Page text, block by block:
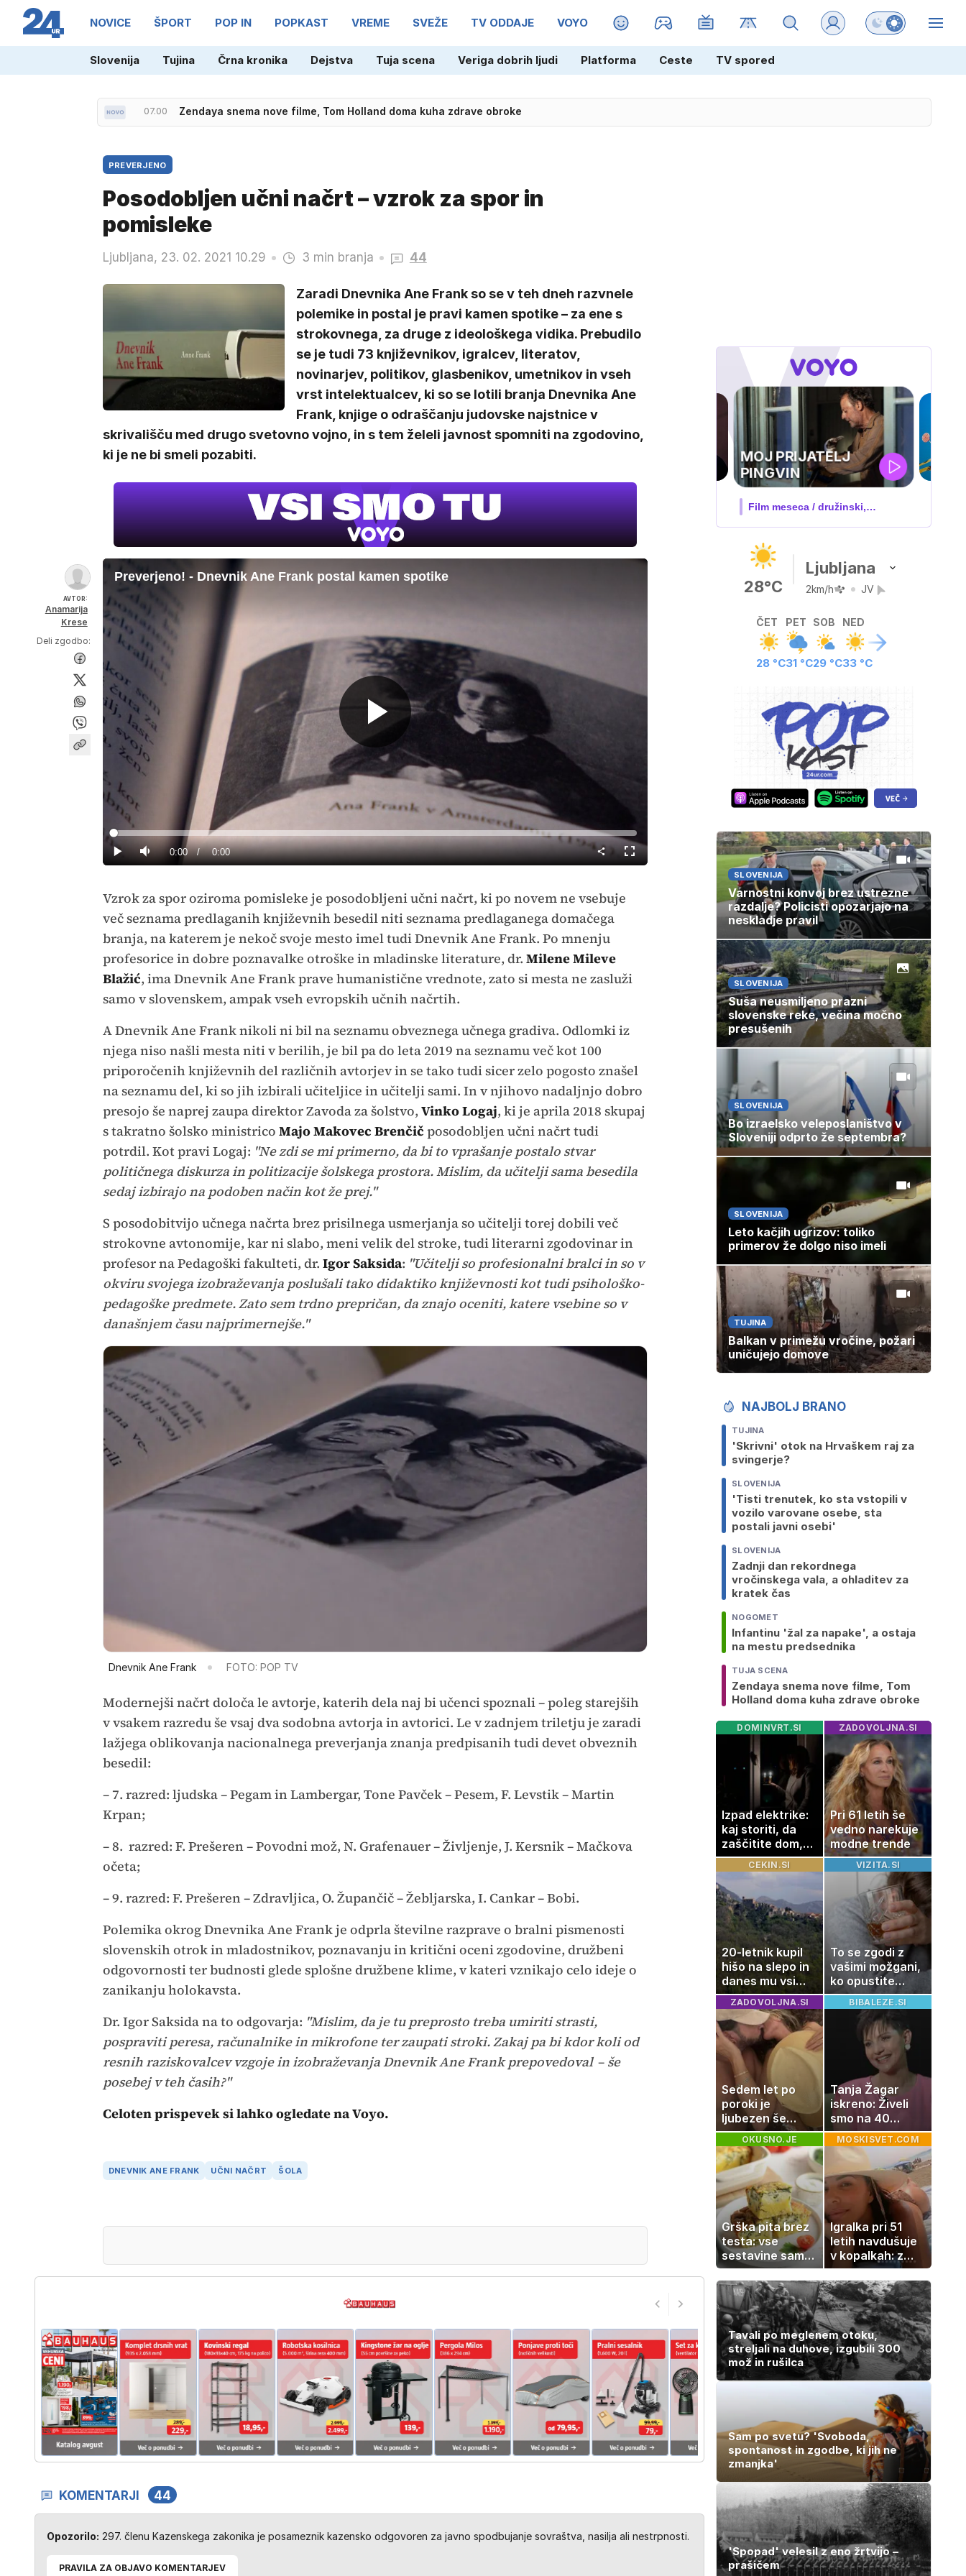
NOVICE ŠPORT POP IN POPKAST VREME SVEŽE TV ODDAJE VOYO MAGAZIN Preklopi barvni
Slovenija Tujina Črna kronika Dejstva Tuja scena Veriga dobrih ljudi Platforma Ceste TV spored
07.00 Zendaya snema nove filme, Tom Holland doma kuha zdrave obroke
PREVERJENO
Posodobljen učni načrt – vzrok za spor in
pomisleke
Ljubljana, 23. 02. 2021 10.29 3 min branja 44
Zaradi Dnevnika Ane Frank so se v teh dneh razvnele
polemike in postal je pravi kamen spotike – za ene s
strokovnega, za druge z ideološkega vidika. Prebudilo
se je tudi 73 književnikov, igralcev, literatov,
novinarjev, politikov, glasbenikov, umetnikov in vseh
vrst intelektualcev, ki so se lotili branja Dnevnika Ane
Frank, knjige o ‎odraščanju judovske najstnice v
skrivališču med drugo svetovno vojno, in s tem želeli javnost spomniti na zgodovino,
ki je ne bi smeli pozabiti.
AVTOR:
Anamarija
Krese
Deli zgodbo:
Preverjeno! - Dnevnik Ane Frank postal kamen spotike
Predvajaj
Predvajaj
Tiho Current
0:00 / Duration
0:00
Loaded:
0%
Celozaslonski
način
Vzrok za spor oziroma pomisleke je posodobljeni učni načrt, ki po novem ne vsebuje
več seznama predlaganih književnih besedil niti seznama predlaganega domačega
branja, na katerem je nekoč svoje mesto imel tudi Dnevnik Ane Frank. Po mnenju
profesorice in dobre poznavalke otroške in mladinske literature, dr. Milene Mileve
Blažić, ima Dnevnik Ane Frank prave humanistične vrednote, zato si mesta ne zasluži
samo v slovenskem, ampak vseh evropskih učnih načrtih.
A Dnevnik Ane Frank nikoli ni bil na seznamu obveznega učnega gradiva. Odlomki iz
njega niso našli mesta niti v berilih, je bil pa do leta 2019 na seznamu več kot 100
priporočenih književnih del različnih avtorjev in se tako tudi sicer zelo pogosto znašel
na seznamu del, ki so jih izbirali učiteljice in učitelji sami. In v njihovo nadaljnjo dobro
presojo še naprej zaupa direktor Zavoda za šolstvo, Vinko Logaj, ki je aprila 2018 skupaj
s takratno šolsko ministrico Majo Makovec Brenčič posodobljen učni načrt tudi
potrdil. Kot pravi Logaj: "Ne zdi se mi primerno, da bi to vprašanje postalo stvar
političnega diskurza in politizacije šolskega prostora. Mislim, da učitelji sama besedila
sedaj izbirajo na podoben način kot že prej."
S posodobitvijo učnega načrta brez prisilnega usmerjanja so učitelji torej dobili več
strokovne avtonomije, kar ni slabo, meni velik del stroke, tudi literarni zgodovinar in
profesor na Pedagoški fakulteti, dr. Igor Saksida: "Učitelji so profesionalni bralci in so v
okviru svojega izobraževanja poslušali tako didaktiko književnosti kot tudi psihološko-
pedagoške predmete. Zato sem trdno prepričan, da znajo oceniti, katere vsebine so v
današnjem času najprimernejše."
Dnevnik Ane Frank FOTO: POP TV
Modernejši načrt določa le avtorje, katerih dela naj bi učenci spoznali – poleg starejših
v vsakem razredu še vsaj dva sodobna avtorja in avtorici. Le v zadnjem triletju je zaradi
lažjega oblikovanja nacionalnega preverjanja znanja predpisanih tudi devet obveznih
besedil:
– 7. razred: ljudska – Pegam in Lambergar, Tone Pavček – Pesem, F. Levstik – Martin
Krpan;
– 8. razred: F. Prešeren – Povodni mož, N. Grafenauer – Življenje, J. Kersnik – Mačkova
očeta;
– 9. razred: F. Prešeren – Zdravljica, O. Župančič – Žebljarska, I. Cankar – Bobi.
Polemika okrog Dnevnika Ane Frank je odprla številne razprave o bralni pismenosti
slovenskih otrok in mladostnikov, poznavanju in kritični oceni zgodovine, družbeni
odgovornosti ter budnosti glede splošne družbene klime, v kateri vznikajo celo ideje o
zanikanju holokavsta.
Dr. Igor Saksida na to odgovarja: "Mislim, da je tu preprosto treba umiriti strasti,
pospraviti peresa, računalnike in mikrofone ter zaupati stroki. Zakaj pa bi kdor koli od
resnih raziskovalcev vzgoje in izobraževanja Dnevnik Ane Frank prepovedoval –še
posebej v teh časih?"
Celoten prispevek si lahko ogledate naVoyo.
DNEVNIK ANE FRANK UČNI NAČRT ŠOLA
KOMENTARJI 44
Opozorilo: 297. členu Kazenskega zakonika je posameznik kazensko odgovoren za javno spodbujanje sovraštva, nasilja ali nestrpnosti.
PRAVILA ZA OBJAVO KOMENTARJEV
IQ 160
Nova hrvaška serija
28°C
Ljubljana
2km/h JV
ČET
28 °C
PET
31 °C
SOB
29 °C
NED
33 °C
SLOVENIJA
Varnostni konvoj brez ustrezne
razdalje? Policisti opozarjajo na
neskladje pravil
SLOVENIJA
Suša neusmiljeno prazni
slovenske reke, večina močno
presušenih
SLOVENIJA
Bo izraelsko veleposlaništvo v
Sloveniji odprto že septembra?
SLOVENIJA
Leto kačjih ugrizov: toliko
primerov že dolgo niso imeli
TUJINA
Balkan v primežu vročine, požari
uničujejo domove
NAJBOLJ BRANO
TUJINA
'Skrivni' otok na Hrvaškem raj za
svingerje?
SLOVENIJA
'Tisti trenutek, ko sta vstopili v
vozilo varovane osebe, sta
postali javni osebi'
SLOVENIJA
Zadnji dan rekordnega
vročinskega vala, a ohladitev za
kratek čas
NOGOMET
Infantinu 'žal za napake', a ostaja
na mestu predsednika
TUJA SCENA
Zendaya snema nove filme, Tom
Holland doma kuha zdrave obroke
DOMINVRT.SI
Izpad elektrike:
kaj storiti, da
zaščitite dom,
hrano in
elektronske
naprave
ZADOVOLJNA.SI
Pri 61 letih še
vedno narekuje
modne trende
CEKIN.SI
20-letnik kupil
hišo na slepo in
danes mu vsi
zavidajo
VIZITA.SI
To se zgodi z
vašimi možgani,
ko opustite
alkohol
ZADOVOLJNA.SI
Sedem let po
poroki je
ljubezen še
vedno enako
močna
BIBALEZE.SI
Tanja Žagar
iskreno: Živeli
smo na 40
kvadratih, a
imela sem vse,
kar otrok
potrebuje
OKUSNO.JE
Grška pita brez
testa: vse
sestavine samo
zmešate in
pečica opravi
ostalo
MOSKISVET.COM
Igralka pri 51
letih navdušuje
v kopalkah: z
možem uživa v
romantičnem
poletju
Tavali po meglenem otoku,
streljali na duhove, izgubili 300
mož in rušilca
Sam po svetu? 'Svoboda,
spontanost in zgodbe, ki jih ne
zmanjka'
'Spopad' velesil z eno žrtvijo –
prašičem